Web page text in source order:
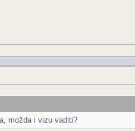
možda i vizu vaditi?